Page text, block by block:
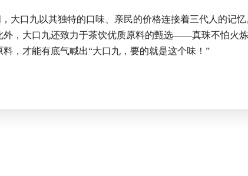
口九以其独特的口味、亲民的价格连接着三代人的记忆
外，大口九还致力于茶饮优质原料的甄选——真珠不怕火
，才能有底气喊出“大口九，要的就是这个味！”